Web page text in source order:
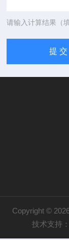
请输入计算结果（
Copyright ©
技术支持：